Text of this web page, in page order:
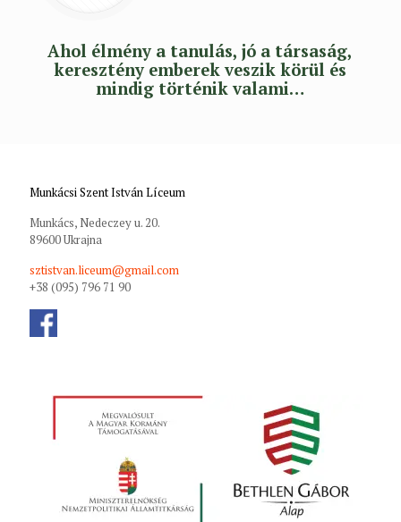
Ahol élmény a tanulás, jó a társaság,
keresztény emberek veszik körül és
mindig történik valami…
Munkácsi Szent István Líceum
Munkács, Nedeczey u. 20.
89600 Ukrajna
sztistvan.liceum@gmail.com
+38 (095) 796 71 90